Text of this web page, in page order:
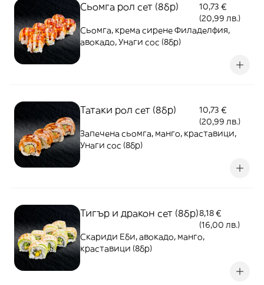
Сьомга рол сет (8бр)
10,73 €
(20,99 лв.)
Сьомга, крема сирене Филаделфия,
авокадо, Унаги сос (8бр)
Татаки рол сет (8бр)
10,73 €
(20,99 лв.)
Запечена сьомга, манго, краставици,
Унаги сос (8бр)
Тигър и дракон сет (8бр)8,18 €
(16,00 лв.)
Скариди Еби, авокадо, манго,
краставици (8бр)